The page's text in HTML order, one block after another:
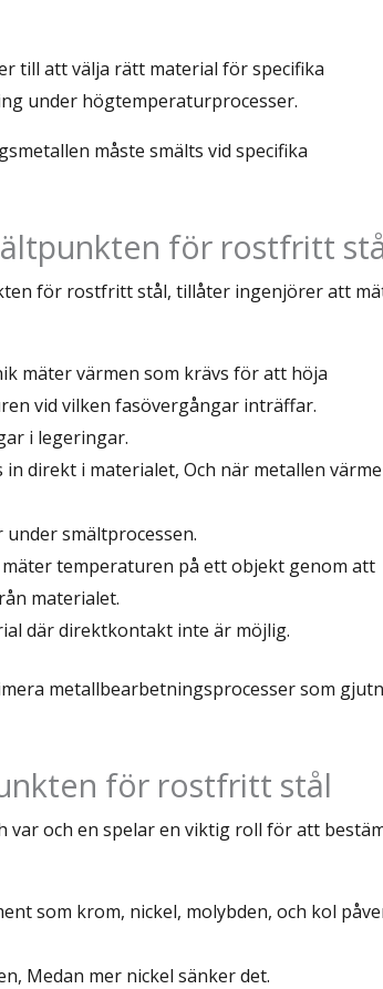
till att välja rätt material för specifika
under högtemperaturprocesser.
måste smälts vid specifika
för rostfritt
för rostfritt stål, tillåter ingenjörer att
mäter värmen som krävs för att höja
vid vilken fasövergångar inträffar.
i legeringar.
direkt i materialet, Och när metallen
smältprocessen.
temperaturen på ett objekt genom att
materialet.
där direktkontakt inte är möjlig.
metallbearbetningsprocesser som
för rostfritt stål
och en spelar en viktig roll för att
som krom, nickel, molybden, och kol
Medan mer nickel sänker det.